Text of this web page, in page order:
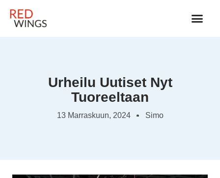
Urheilu Uutiset Nyt
Tuoreeltaan
13 Marraskuun, 2024 Simo